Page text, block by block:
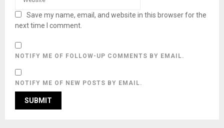
Save my name, email, and website in this browser for the
next time I comment.
NOTIFY ME OF FOLLOW-UP COMMENTS BY EMAIL.
NOTIFY ME OF NEW POSTS BY EMAIL.